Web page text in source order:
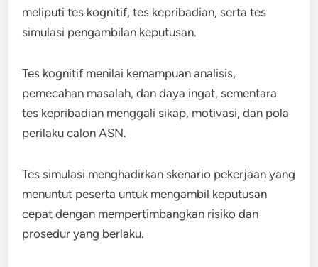
meliputi tes kognitif, tes kepribadian, serta tes
simulasi pengambilan keputusan.
Tes kognitif menilai kemampuan analisis,
pemecahan masalah, dan daya ingat, sementara
tes kepribadian menggali sikap, motivasi, dan pola
perilaku calon ASN.
Tes simulasi menghadirkan skenario pekerjaan yang
menuntut peserta untuk mengambil keputusan
cepat dengan mempertimbangkan risiko dan
prosedur yang berlaku.